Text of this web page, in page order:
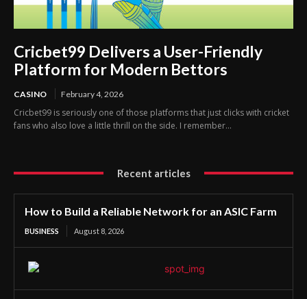
Cricbet99 Delivers a User-Friendly
Platform for Modern Bettors
CASINO February 4, 2026
Cricbet99 is seriously one of those platforms that just clicks with cricket
fans who also love a little thrill on the side. I remember...
Recent articles
How to Build a Reliable Network for an ASIC Farm
BUSINESS August 8, 2026